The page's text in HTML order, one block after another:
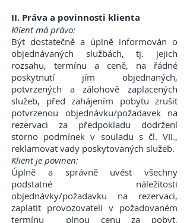
II. Práva a povinnosti klienta
Klient má právo:
Být dostatečně a úplně informován o
objednávaných službách, tj. jejich
rozsahu, termínu a ceně, na řádné
poskytnutí jím objednaných,
potvrzených a zálohově zaplacených
služeb, před zahájením pobytu zrušit
potvrzenou objednávku/požadavek na
rezervaci za předpokladu dodržení
storno podmínek v souladu s čl. VII.,
reklamovat vady poskytovaných služeb.
Klient je povinen:
Úplně a správně uvést všechny
podstatné náležitosti
objednávky/požadavku na rezervaci,
zaplatit provozovateli v požadovaném
termínu plnou cenu za pobyt,